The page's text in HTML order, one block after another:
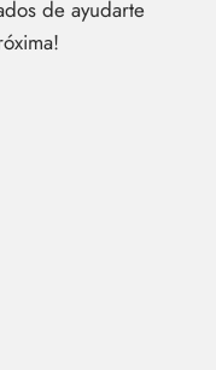
de ayudarte